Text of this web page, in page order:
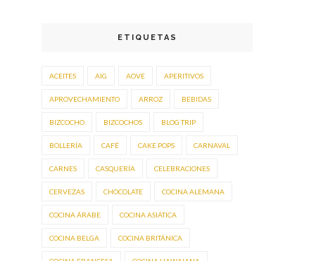
ETIQUETAS
ACEITES AIG AOVE APERITIVOS
APROVECHAMIENTO ARROZ BEBIDAS
BIZCOCHO BIZCOCHOS BLOG TRIP
BOLLERÍA CAFÉ CAKE POPS CARNAVAL
CARNES CASQUERÍA CELEBRACIONES
CERVEZAS CHOCOLATE COCINA ALEMANA
COCINA ÁRABE COCINA ASIÁTICA
COCINA BELGA COCINA BRITÁNICA